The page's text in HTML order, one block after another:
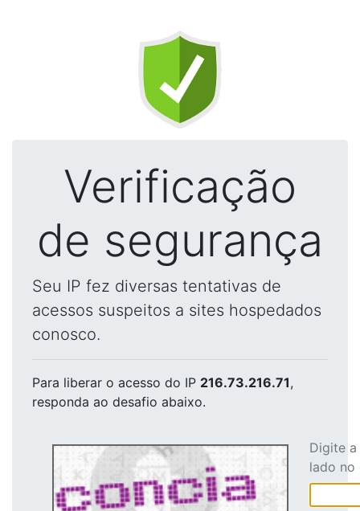
Verificação
de segurança
Seu IP fez diversas tentativas de
acessos suspeitos a sites hospedados
conosco.
Para liberar o acesso do IP 216.73.216.71,
responda ao desafio abaixo.
Digite
lado no